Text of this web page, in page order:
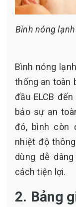
Bình nóng
Bình nóng
thống an toàn
đầu ELCB
bảo sự an
đó, bình còn
nhiệt độ
dùng dễ
cách tiện lợi.
2. Bảng